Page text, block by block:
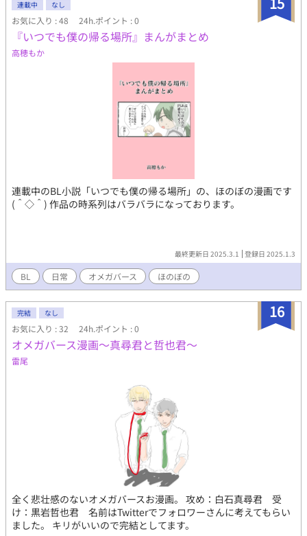
連載中 なし
お気に入り : 48 24h.ポイント : 0
『いつでも僕の帰る場所』まんがまとめ
高穂もか
連載中のBL小説「いつでも僕の帰る場所」の、ほのぼの漫画です
(＾◇＾) 作品の時系列はバラバラになっております。
最終更新日 2025.3.1 登録日 2025.1.3
BL 日常 オメガバース ほのぼの
16
完結 なし
お気に入り : 32 24h.ポイント : 0
オメガバース漫画～真尋君と哲也君～
雷尾
全く悲壮感のないオメガバースお漫画。 攻め：白石真尋君 受
け：黒岩哲也君 名前はTwitterでフォロワーさんに考えてもらい
ました。 キリがいいので完結としてます。